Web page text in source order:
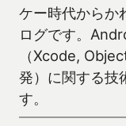
ケー時代からか
ログです。
（Xcode,
発）に関する技
す。